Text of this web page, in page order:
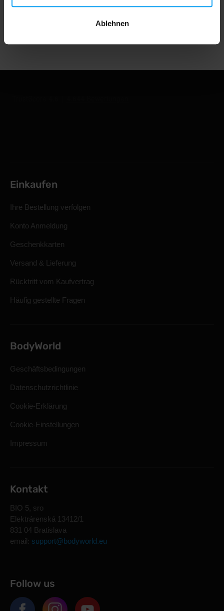
Ablehnen
Einkaufen
Ihre Bestellung verfolgen
Konto Anmeldung
Geschenkkarten
Versand & Lieferung
Rücktritt vom Kaufvertrag
Häufig gestellte Fragen
BodyWorld
Geschäftsbedingungen
Datenschutzrichtlinie
Cookie-Erklärung
Cookie-Einstellungen
Impressum
Kontakt
BIO 5, sro
Elektrárenská 13412/1
831 04 Bratislava
email: support@bodyworld.eu
Follow us